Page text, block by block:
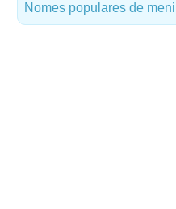
Nomes populares de